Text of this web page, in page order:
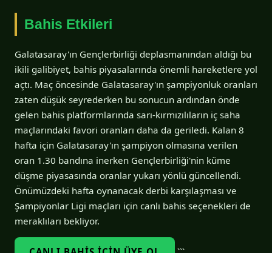
Bahis Etkileri
Galatasaray'ın Gençlerbirliği deplasmanından aldığı bu
ikili galibiyet, bahis piyasalarında önemli hareketlere yol
açtı. Maç öncesinde Galatasaray'ın şampiyonluk oranları
zaten düşük seyrederken bu sonucun ardından önde
gelen bahis platformlarında sarı-kırmızılıların iç saha
maçlarındaki favori oranları daha da geriledi. Kalan 8
hafta için Galatasaray'ın şampiyon olmasına verilen
oran 1.30 bandına inerken Gençlerbirliği'nin küme
düşme piyasasında oranlar yukarı yönlü güncellendi.
Önümüzdeki hafta oynanacak derbi karşılaşması ve
Şampiyonlar Ligi maçları için canlı bahis seçenekleri de
meraklıları bekliyor.